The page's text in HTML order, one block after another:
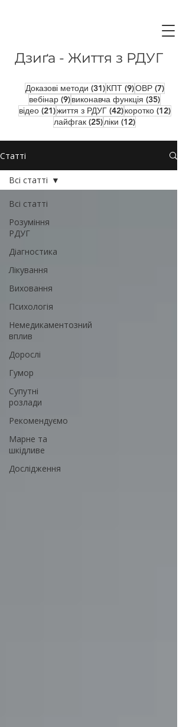
Дзиґа - Життя з РДУГ
Доказові методи (31)31 пост
КПТ (9)9 постів
ОВР (7)7 постів
вебінар (9)9 постів
виконавча функція (35)35 постів
відео (21)21 пост
життя з РДУГ (42)42 пости
коротко (12)12
лайфгак (25)25 постів
ліки (12)12 постів
Статті
Всі статті
Розуміння
РДУГ
Діагностика
Лікування
Виховання
Психологія
Немедикаментозний
вплив
Дорослі
Гумор
Супутні
розлади
Рекомендуємо
Марне та
шкідливе
Дослідження
Всі статті